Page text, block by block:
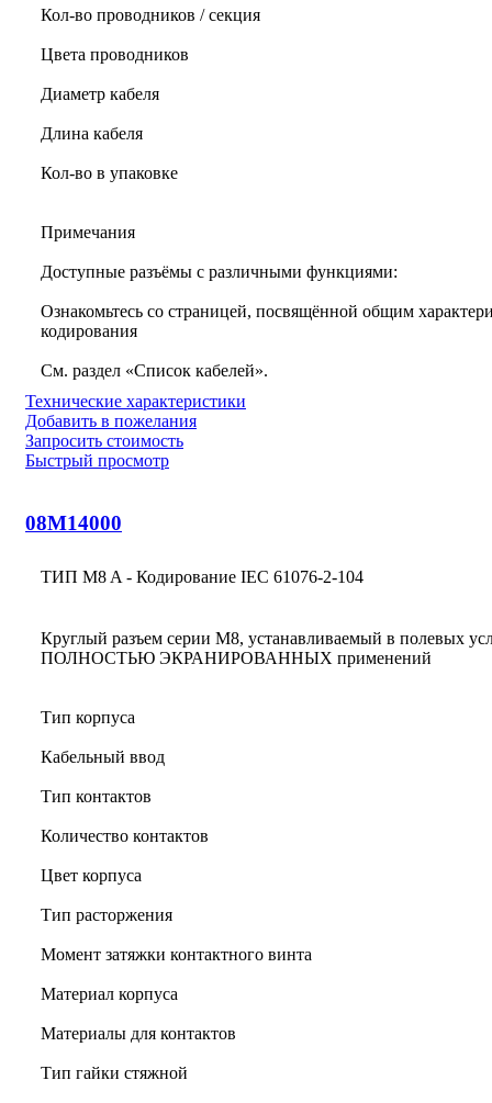
Кол-во проводников / секция
Цвета проводников
Диаметр кабеля
Длина кабеля
Кол-во в упаковке
Примечания
Доступные разъёмы с различными функциями:
Ознакомьтесь со страницей, посвящённой общим
кодирования
См. раздел «Список кабелей».
Технические характеристики
Добавить в пожелания
Запросить стоимость
Быстрый просмотр
08M14000
ТИП M8 A - Кодирование IEC 61076-2-104
Круглый разъем серии M8, устанавливаемый в полевых
ПОЛНОСТЬЮ ЭКРАНИРОВАННЫХ применений
Тип корпуса
Кабельный ввод
Тип контактов
Количество контактов
Цвет корпуса
Тип расторжения
Момент затяжки контактного винта
Материал корпуса
Материалы для контактов
Тип гайки стяжной